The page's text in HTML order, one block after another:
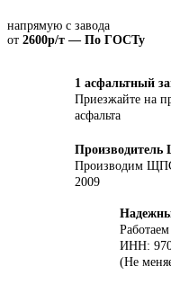
напрямую с завода
от 2600р/т — По ГОСТу
1 асфальтный
Приезжайте на
асфальта
Производим
2009
Работаем
ИНН:
(Не